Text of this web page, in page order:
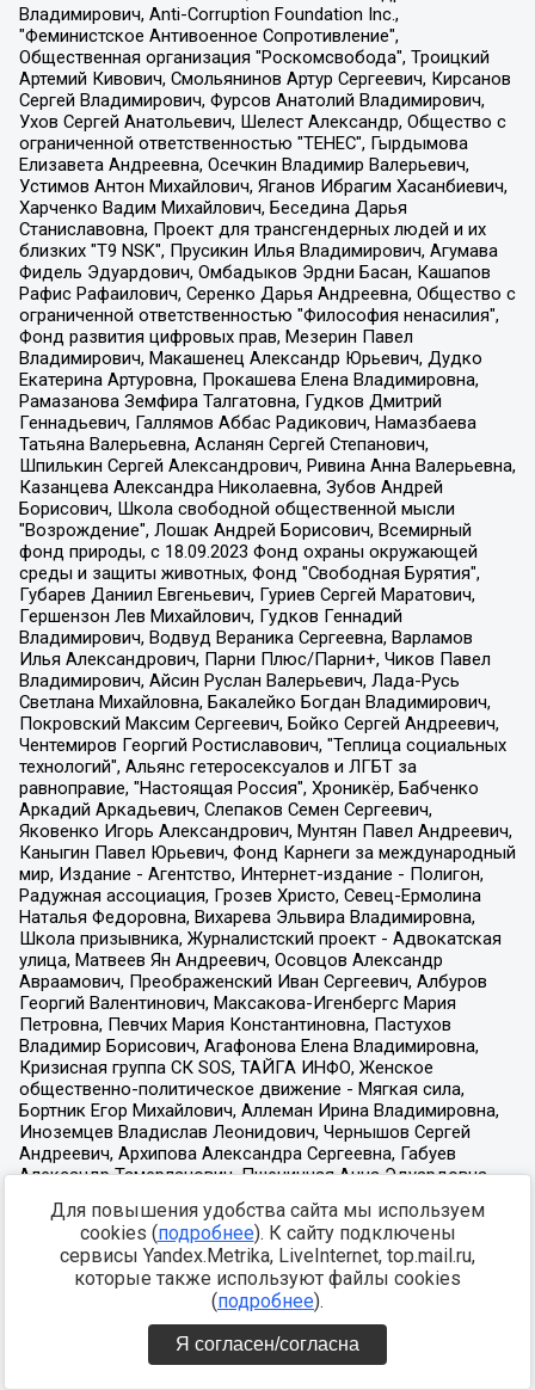
Для повышения удобства сайта мы используем
cookies (подробнее). К сайту подключены
сервисы Yandex.Metrika, LiveInternet, top.mail.ru,
которые также используют файлы cookies
(подробнее).
Я согласен/согласна